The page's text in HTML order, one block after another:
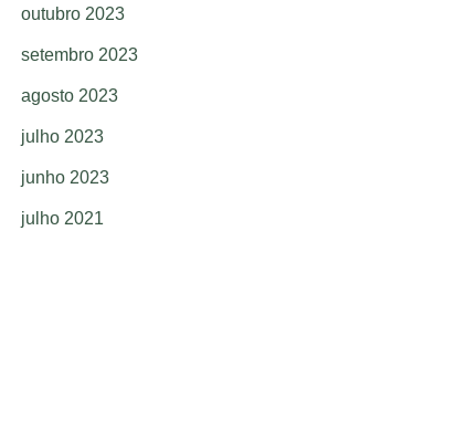
outubro 2023
setembro 2023
agosto 2023
julho 2023
junho 2023
julho 2021